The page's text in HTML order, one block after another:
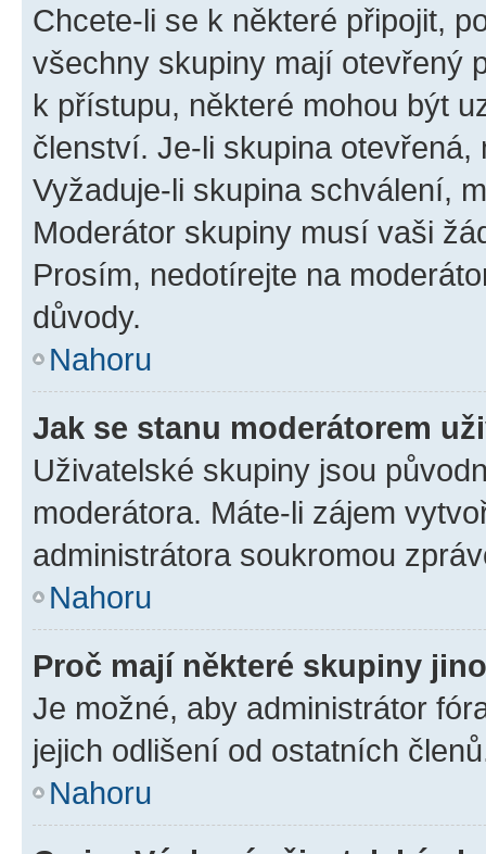
Chcete-li se k některé připojit,
všechny skupiny mají otevřený
k přístupu, některé mohou být
členství. Je-li skupina
Vyžaduje-li skupina schválení,
Moderátor skupiny musí vaši
Prosím, nedotírejte na
důvody.
Nahoru
Jak se stanu moderátorem
Uživatelské skupiny jsou
moderátora. Máte-li zájem
administrátora soukromou
Nahoru
Proč mají některé skupiny
Je možné, aby administrátor
jejich odlišení od ostatních
Nahoru